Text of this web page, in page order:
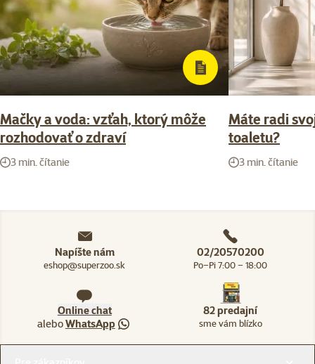
Mačky a voda: vzťah, ktorý môže
rozhodovať o zdraví
3 min. čítanie
Máte radi
toaletu?
3 min. čítanie
Napíšte nám
eshop@superzoo.sk
02/20570200
Po–Pi 7:00 – 18:00
Online chat
aleboWhatsApp
82 predajní
sme vám blízko